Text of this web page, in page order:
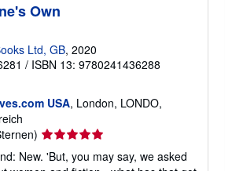
Own
Ltd, GB, 2020
/ ISBN 13: 9780241436288
USA, London, LONDO,
Verkäuferbewertung
von
New. 'But, you may say, we asked